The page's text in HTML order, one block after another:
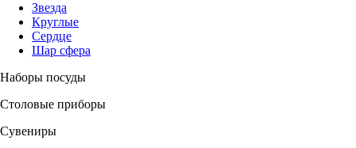
Звезда
Круглые
Сердце
Шар сфера
Наборы посуды
Столовые приборы
Сувениры